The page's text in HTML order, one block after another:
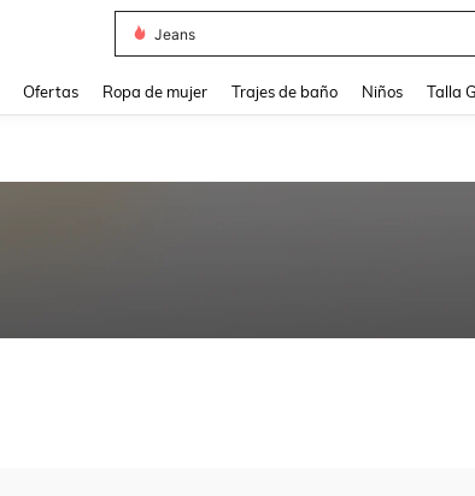
Jeans
Ofertas Ropa de mujer Trajes de baño Niños Talla